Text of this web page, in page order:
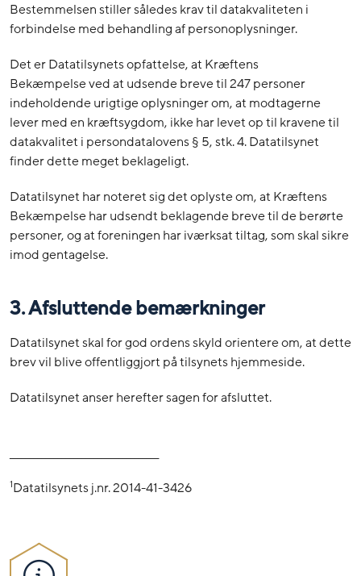
Bestemmelsen stiller således krav til datakvaliteten i
forbindelse med behandling af personoplysninger.
Det er Datatilsynets opfattelse, at Kræftens
Bekæmpelse ved at udsende breve til 247 personer
indeholdende urigtige oplysninger om, at modtagerne
lever med en kræftsygdom, ikke har levet op til kravene til
datakvalitet i persondatalovens § 5, stk. 4. Datatilsynet
finder dette meget beklageligt.
Datatilsynet har noteret sig det oplyste om, at Kræftens
Bekæmpelse har udsendt beklagende breve til de berørte
personer, og at foreningen har iværksat tiltag, som skal sikre
imod gentagelse.
3. Afsluttende bemærkninger
Datatilsynet skal for god ordens skyld orientere om, at dette
brev vil blive offentliggjort på tilsynets hjemmeside.
Datatilsynet anser herefter sagen for afsluttet.
1Datatilsynets j.nr. 2014-41-3426